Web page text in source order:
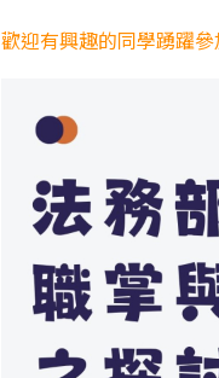
歡迎有興趣的同學踴躍參